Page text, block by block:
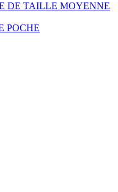
DE TAILLE MOYENNE
POCHE